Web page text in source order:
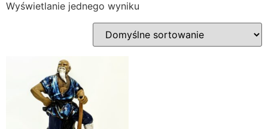
Wyświetlanie jednego wyniku